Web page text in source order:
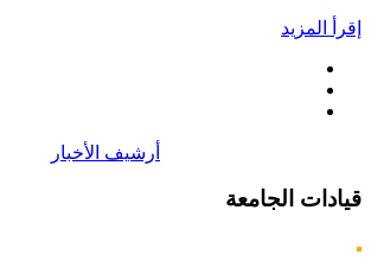
إقرأ المزيد
أرشيف الأخبار
قيادات الجامعة